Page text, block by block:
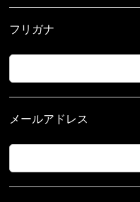
フリガナ
メールアドレス